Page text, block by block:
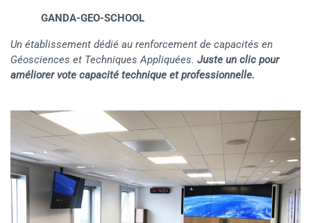
GANDA-GEO-SCHOOL
Un établissement dédié au renforcement de capacités en
Géosciences et Techniques Appliquées. Juste un clic pour
améliorer vote capacité technique et professionnelle.